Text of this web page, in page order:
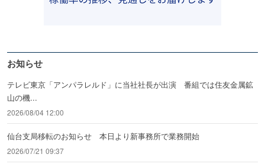
お知らせ
テレビ東京「アンパラレルド」に当社社長が出演 番組では住友金属鉱
山の機...
2026/08/04 12:00
仙台支局移転のお知らせ 本日より新事務所で業務開始
2026/07/21 09:37